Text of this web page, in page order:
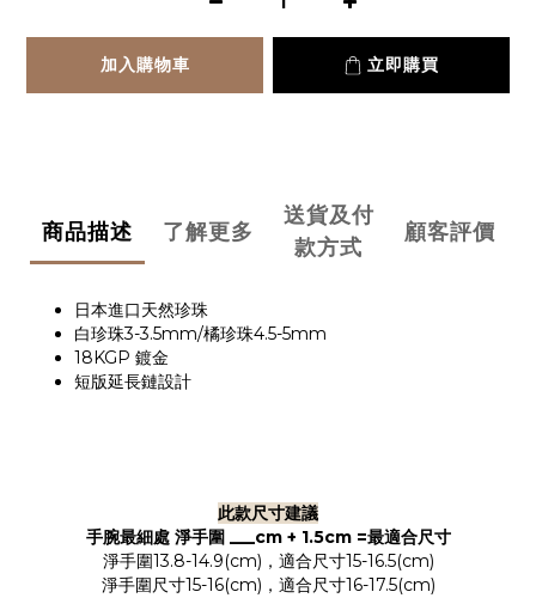
加入購物車 立即購買
商品描述 了解更多
送貨及付
款方式
顧客評價
日本進口天然珍珠
白珍珠3-3.5mm/橘珍珠4.5-5mm
18KGP 鍍金
短版延長鏈設計
此款尺寸建議
手腕最細處 淨手圍 ___cm + 1.5cm =最適合尺寸
淨手圍13.8-14.9(cm)，適合尺寸15-16.5(cm)
淨手圍尺寸15-16(cm)，適合尺寸16-17.5(cm)